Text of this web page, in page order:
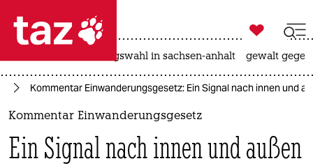
 taz zahl ich
taz zahl ich
politik

taz zahl ich
landtagswahl in sachsen-anhalt gewalt
Kommentar Einwanderungsgesetz: Ein Signal nach innen und
Kommentar Einwanderungsgesetz
Ein Signal nach innen und außen